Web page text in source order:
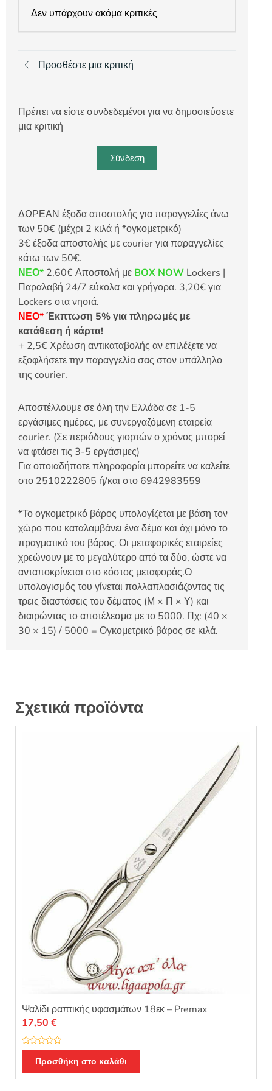
Δεν υπάρχουν ακόμα κριτικές
Προσθέστε μια κριτική
Πρέπει να είστε συνδεδεμένοι για να δημοσιεύσετε
μια κριτική
Σύνδεση
ΔΩΡΕΑΝ έξοδα αποστολής για παραγγελίες άνω
των 50€ (μέχρι 2 κιλά ή *ογκομετρικό)
3€ έξοδα αποστολής με courier για παραγγελίες
κάτω των 50€.
ΝΕΟ* 2,60€ Αποστολή με BOX NOW Lockers |
Παραλαβή 24/7 εύκολα και γρήγορα. 3,20€ για
Lockers στα νησιά.
ΝΕΟ*Έκπτωση 5% για πληρωμές με
κατάθεση ή κάρτα!
+ 2,5€ Χρέωση αντικαταβολής αν επιλέξετε να
εξοφλήσετε την παραγγελία σας στον υπάλληλο
της courier.
Αποστέλλουμε σε όλη την Ελλάδα σε 1-5
εργάσιμες ημέρες, με συνεργαζόμενη εταιρεία
courier. (Σε περιόδους γιορτών ο χρόνος μπορεί
να φτάσει τις 3-5 εργάσιμες)
Για οποιαδήποτε πληροφορία μπορείτε να καλείτε
στο 2510222805 ή/και στο 6942983559
*Το ογκομετρικό βάρος υπολογίζεται με βάση τον
χώρο που καταλαμβάνει ένα δέμα και όχι μόνο το
πραγματικό του βάρος. Οι μεταφορικές εταιρείες
χρεώνουν με το μεγαλύτερο από τα δύο, ώστε να
ανταποκρίνεται στο κόστος μεταφοράς.Ο
υπολογισμός του γίνεται πολλαπλασιάζοντας τις
τρεις διαστάσεις του δέματος (Μ × Π × Υ) και
διαιρώντας το αποτέλεσμα με το 5000. Πχ: (40 ×
30 × 15) / 5000 = Ογκομετρικό βάρος σε κιλά.
Σχετικά προϊόντα
Ψαλίδι ραπτικής υφασμάτων 18εκ – Premax
Β
μ
ο
17,50 €
Προσθήκη στο καλάθι